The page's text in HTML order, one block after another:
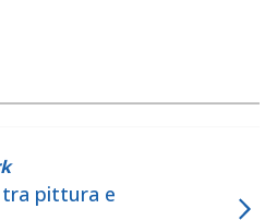
tra pittura e